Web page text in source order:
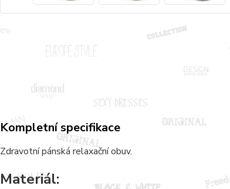
Kompletní specifikace
Zdravotní pánská relaxační obuv.
Materiál: